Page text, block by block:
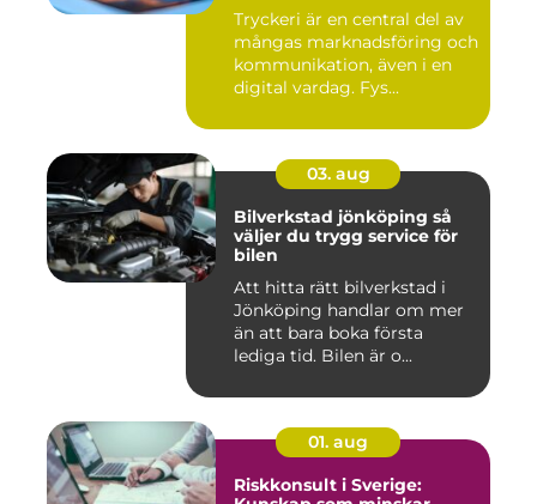
Tryckeri är en central del av
mångas marknadsföring och
kommunikation, även i en
digital vardag. Fys...
03. aug
Bilverkstad jönköping så
väljer du trygg service för
bilen
Att hitta rätt bilverkstad i
Jönköping handlar om mer
än att bara boka första
lediga tid. Bilen är o...
01. aug
Riskkonsult i Sverige: